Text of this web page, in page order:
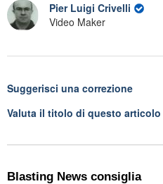
Pier Luigi Crivelli
Video Maker
Suggerisci una correzione
Valuta il titolo di questo articolo
Blasting News consiglia